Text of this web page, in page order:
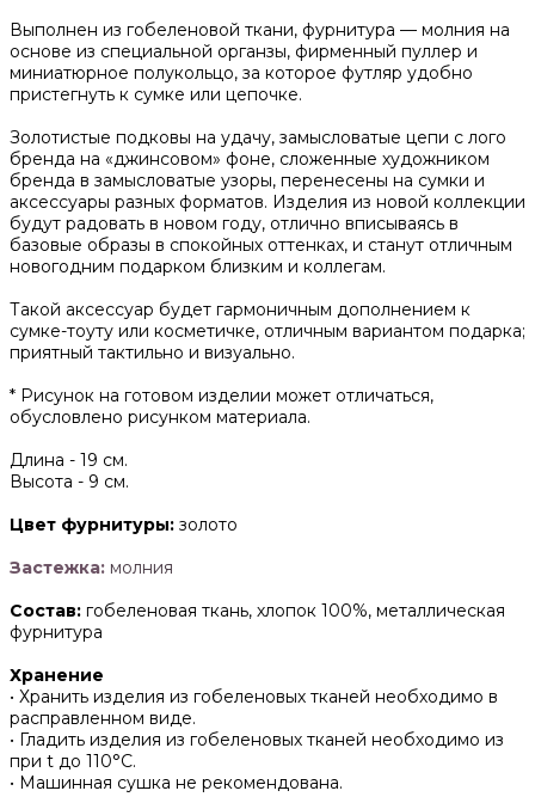
Выполнен из гобеленовой ткани, фурнитура — молния на
основе из специальной органзы, фирменный пуллер и
миниатюрное полукольцо, за которое футляр удобно
пристегнуть к сумке или цепочке.
Золотистые подковы на удачу, замысловатые цепи с лого
бренда на «джинсовом» фоне, сложенные художником
бренда в замысловатые узоры, перенесены на сумки и
аксессуары разных форматов. Изделия из новой коллекции
будут радовать в новом году, отлично вписываясь в
базовые образы в спокойных оттенках, и станут отличным
новогодним подарком близким и коллегам.
Такой аксессуар будет гармоничным дополнением к
сумке-тоуту или косметичке, отличным вариантом подарка;
приятный тактильно и визуально.
* Рисунок на готовом изделии может отличаться,
обусловлено рисунком материала.
Длина - 19 см.
Высота - 9 см.
Цвет фурнитуры: золото
Застежка: молния
Состав: гобеленовая ткань, хлопок 100%, металлическая
фурнитура
Хранение
• Хранить изделия из гобеленовых тканей необходимо в
расправленном виде.
• ‌Гладить изделия из гобеленовых тканей необходимо из
при t до 110°С.
• ‌Машинная сушка не рекомендована.